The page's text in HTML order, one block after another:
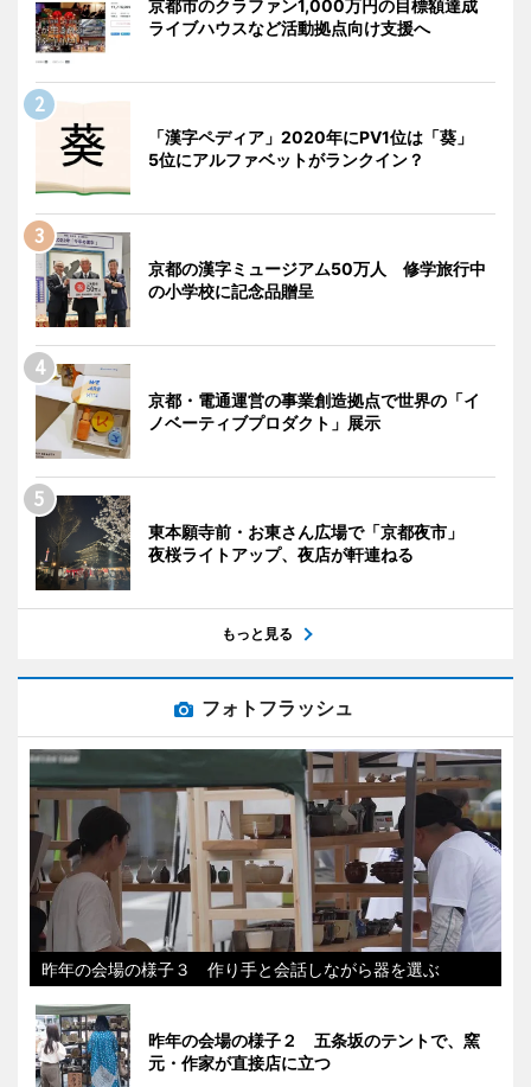
京都市のクラファン1,000万円の目標額達成
ライブハウスなど活動拠点向け支援へ
「漢字ペディア」2020年にPV1位は「葵」
5位にアルファベットがランクイン？
京都の漢字ミュージアム50万人 修学旅行中
の小学校に記念品贈呈
京都・電通運営の事業創造拠点で世界の「イ
ノベーティブプロダクト」展示
東本願寺前・お東さん広場で「京都夜市」
夜桜ライトアップ、夜店が軒連ねる
もっと見る
フォトフラッシュ
昨年の会場の様子３ 作り手と会話しながら器を選ぶ
昨年の会場の様子２ 五条坂のテントで、窯
元・作家が直接店に立つ